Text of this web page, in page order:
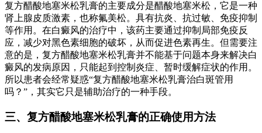
复方醋酸地塞米松乳膏的主要成分是醋酸地塞米松，它是一种
肾上腺皮质激素，也称氟美松。具有抗炎、抗过敏、免疫抑制
等作用。在白癜风的治疗中，该药主要通过抑制局部免疫反
应，减少对黑色素细胞的破坏，从而促进色素再生。但需要注
意的是，复方醋酸地塞米松乳膏并不能基于问题本身来解决白
癜风的发病原因，只能起到控制炎症、暂时缓解症状的作用。
所以患者会经常疑惑“复方醋酸地塞米松乳膏治白斑管用
吗？”，其实它只是辅助治疗的一种手段。
三、复方醋酸地塞米松乳膏的正确使用方法